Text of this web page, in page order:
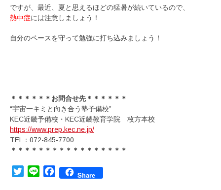
ですが、最近、夏と思えるほどの猛暑が続いているので、
熱中症には注意しましょう！
自分のペースを守って勉強に打ち込みましょう！
＊＊＊＊＊＊お問合せ先＊＊＊＊＊＊
“宇宙一キミと向き合う塾予備校”
KEC近畿予備校・KEC近畿教育学院 枚方本校
https://www.prep.kec.ne.jp/
TEL：072-845-7700
＊＊＊＊＊＊＊＊＊＊＊＊＊＊＊＊＊
TwitterLine FacebookShare